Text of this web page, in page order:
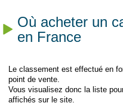
Où acheter un
en France
Le classement est effectué en
point de vente.
Vous visualisez donc la liste
affichés sur le site.